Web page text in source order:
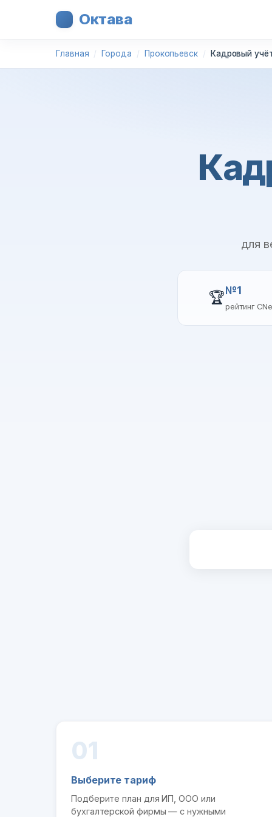
Октава
Главная Города Прокопьевск Кадровый
для
🏆№1
рейтинг
01
Выберите тариф
Подберите план для ИП, ООО или
бухгалтерской фирмы — с нужными